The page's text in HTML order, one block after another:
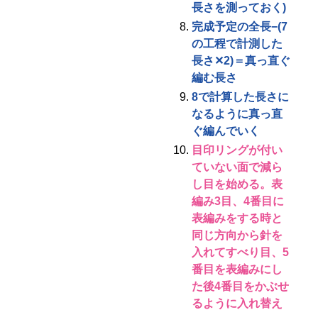
長さを測っておく)
完成予定の全長−(7
の工程で計測した
長さ✕2)＝真っ直ぐ
編む長さ
8で計算した長さに
なるように真っ直
ぐ編んでいく
目印リングが付い
ていない面で減ら
し目を始める。表
編み3目、4番目に
表編みをする時と
同じ方向から針を
入れてすべり目、5
番目を表編みにし
た後4番目をかぶせ
るように入れ替え